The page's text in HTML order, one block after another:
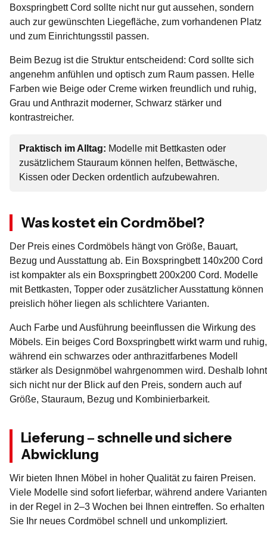
Boxspringbett Cord sollte nicht nur gut aussehen, sondern
auch zur gewünschten Liegefläche, zum vorhandenen Platz
und zum Einrichtungsstil passen.
Beim Bezug ist die Struktur entscheidend: Cord sollte sich
angenehm anfühlen und optisch zum Raum passen. Helle
Farben wie Beige oder Creme wirken freundlich und ruhig,
Grau und Anthrazit moderner, Schwarz stärker und
kontrastreicher.
Praktisch im Alltag: Modelle mit Bettkasten oder
zusätzlichem Stauraum können helfen, Bettwäsche,
Kissen oder Decken ordentlich aufzubewahren.
Was kostet ein Cordmöbel?
Der Preis eines Cordmöbels hängt von Größe, Bauart,
Bezug und Ausstattung ab. Ein Boxspringbett 140x200 Cord
ist kompakter als ein Boxspringbett 200x200 Cord. Modelle
mit Bettkasten, Topper oder zusätzlicher Ausstattung können
preislich höher liegen als schlichtere Varianten.
Auch Farbe und Ausführung beeinflussen die Wirkung des
Möbels. Ein beiges Cord Boxspringbett wirkt warm und ruhig,
während ein schwarzes oder anthrazitfarbenes Modell
stärker als Designmöbel wahrgenommen wird. Deshalb lohnt
sich nicht nur der Blick auf den Preis, sondern auch auf
Größe, Stauraum, Bezug und Kombinierbarkeit.
Lieferung – schnelle und sichere
Abwicklung
Wir bieten Ihnen Möbel in hoher Qualität zu fairen Preisen.
Viele Modelle sind sofort lieferbar, während andere Varianten
in der Regel in 2–3 Wochen bei Ihnen eintreffen. So erhalten
Sie Ihr neues Cordmöbel schnell und unkompliziert.